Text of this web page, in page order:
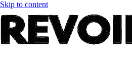
Skip to content